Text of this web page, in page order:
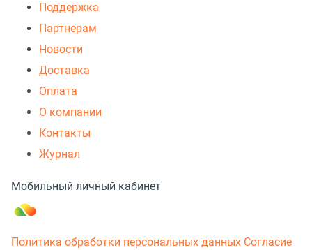
Поддержка
Партнерам
Новости
Доставка
Оплата
О компании
Контакты
Журнал
Мобильный личный кабинет
Политика обработки персональных данных Согласие